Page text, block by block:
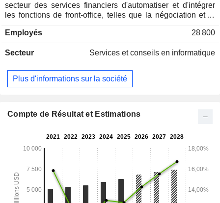
secteur des services financiers d'automatiser et d'intégrer
les fonctions de front-office, telles que la négociation et la
gestion de portefeuille et le reporting, ainsi que les fonctions
performance, le rapprochement, le reporting, le traitement et
fiscale. La société propose ses solutions sur les marchés
verticaux de la gestion d'actifs et de patrimoine
institutions financières. Elle fournit des solutions au secteur
de l'administration des soins de santé et de l'optimisation
le traitement des demandes de remboursement, la gestion
des prestations, la gestion des soins et les services de veille
économique.
Employés 28 800
Secteur Services et conseils en informatique
Plus d'informations sur la société
Compte de Résultat et Estimations